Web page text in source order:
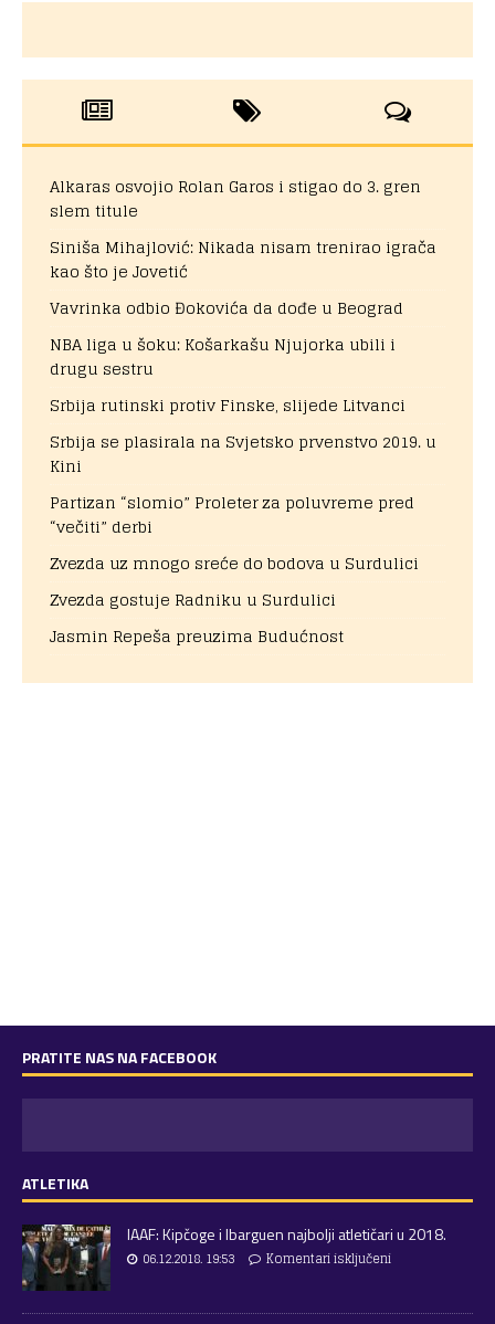
Alkaras osvojio Rolan Garos i stigao do 3. gren
slem titule
Siniša Mihajlović: Nikada nisam trenirao igrača
kao što je Jovetić
Vavrinka odbio Đokovića da dođe u Beograd
NBA liga u šoku: Košarkašu Njujorka ubili i
drugu sestru
Srbija rutinski protiv Finske, slijede Litvanci
Srbija se plasirala na Svjetsko prvenstvo 2019. u
Kini
Partizan “slomio” Proleter za poluvreme pred
“večiti” derbi
Zvezda uz mnogo sreće do bodova u Surdulici
Zvezda gostuje Radniku u Surdulici
Jasmin Repeša preuzima Budućnost
PRATITE NAS NA FACEBOOK
ATLETIKA
IAAF: Kipčoge i Ibarguen najbolji atletičari u 2018.
06.12.2018. 19:53 Komentari isključeni